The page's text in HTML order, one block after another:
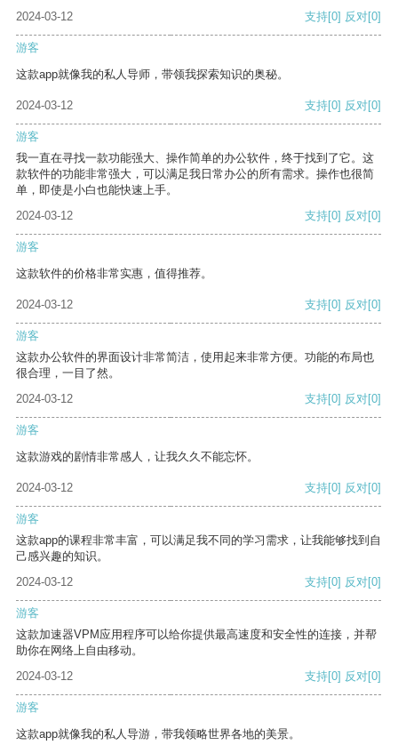
2024-03-12 支持[0] 反对[0]
游客
这款app就像我的私人导师，带领我探索知识的奥秘。
2024-03-12 支持[0] 反对[0]
游客
我一直在寻找一款功能强大、操作简单的办公软件，终于找到了它。这
款软件的功能非常强大，可以满足我日常办公的所有需求。操作也很简
单，即使是小白也能快速上手。
2024-03-12
支持[0] 反对[0]
游客
这款软件的价格非常实惠，值得推荐。
2024-03-12 支持[0] 反对[0]
游客
这款办公软件的界面设计非常简洁，使用起来非常方便。功能的布局也
很合理，一目了然。
2024-03-12
支持[0] 反对[0]
游客
这款游戏的剧情非常感人，让我久久不能忘怀。
2024-03-12 支持[0] 反对[0]
游客
这款app的课程非常丰富，可以满足我不同的学习需求，让我能够找到自
己感兴趣的知识。
2024-03-12
支持[0] 反对[0]
游客
这款加速器VPM应用程序可以给你提供最高速度和安全性的连接，并帮
助你在网络上自由移动。
2024-03-12
支持[0] 反对[0]
游客
这款app就像我的私人导游，带我领略世界各地的美景。